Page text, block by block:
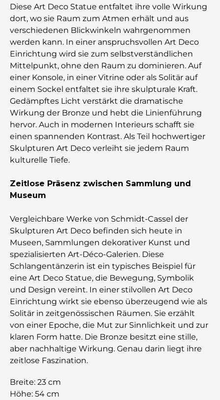
Diese Art Deco Statue entfaltet ihre volle Wirkung
dort, wo sie Raum zum Atmen erhält und aus
verschiedenen Blickwinkeln wahrgenommen
werden kann. In einer anspruchsvollen Art Deco
Einrichtung wird sie zum selbstverständlichen
Mittelpunkt, ohne den Raum zu dominieren. Auf
einer Konsole, in einer Vitrine oder als Solitär auf
einem Sockel entfaltet sie ihre skulpturale Kraft.
Gedämpftes Licht verstärkt die dramatische
Wirkung der Bronze und hebt die Linienführung
hervor. Auch in modernen Interieurs schafft sie
einen spannenden Kontrast. Als Teil hochwertiger
Skulpturen Art Deco verleiht sie jedem Raum
kulturelle Tiefe.
Zeitlose Präsenz zwischen Sammlung und
Museum
Vergleichbare Werke von Schmidt-Cassel der
Skulpturen Art Deco befinden sich heute in
Museen, Sammlungen dekorativer Kunst und
spezialisierten Art-Déco-Galerien. Diese
Schlangentänzerin ist ein typisches Beispiel für
eine Art Deco Statue, die Bewegung, Symbolik
und Design vereint. In einer stilvollen Art Deco
Einrichtung wirkt sie ebenso überzeugend wie als
Solitär in zeitgenössischen Räumen. Sie erzählt
von einer Epoche, die Mut zur Sinnlichkeit und zur
klaren Form hatte. Die Bronze besitzt eine stille,
aber nachhaltige Wirkung. Genau darin liegt ihre
zeitlose Faszination.
Breite: 23 cm
Höhe: 54 cm